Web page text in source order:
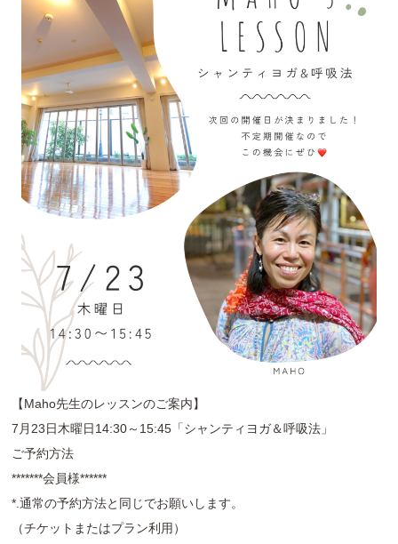
【Maho先生のレッスンのご案内】
7月23日木曜日14:30～15:45「シャンティヨガ＆呼吸法」
ご予約方法
*******会員様******
*.通常の予約方法と同じでお願いします。
（チケットまたはプラン利用）